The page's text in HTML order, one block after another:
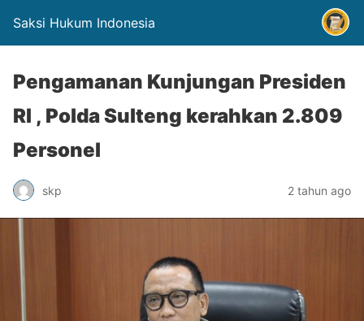
Saksi Hukum Indonesia
Pengamanan Kunjungan Presiden
RI , Polda Sulteng kerahkan 2.809
Personel
skp 2 tahun ago